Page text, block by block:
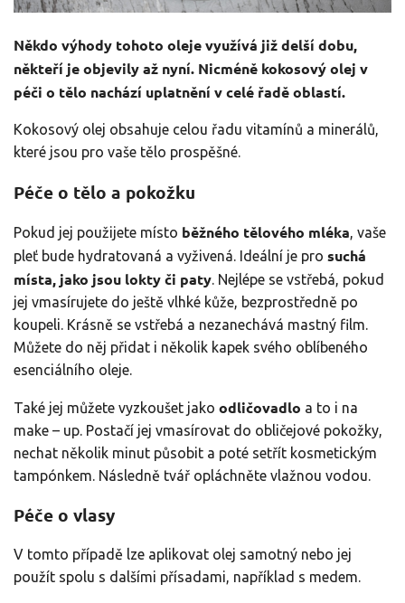
Někdo výhody tohoto oleje využívá již delší dobu,
někteří je objevily až nyní. Nicméně kokosový olej v
péči o tělo nachází uplatnění v celé řadě oblastí.
Kokosový olej obsahuje celou řadu vitamínů a minerálů,
které jsou pro vaše tělo prospěšné.
Péče o tělo a pokožku
Pokud jej použijete místo běžného tělového mléka , vaše
pleť bude hydratovaná a vyživená. Ideální je pro suchá
místa, jako jsou lokty či paty . Nejlépe se vstřebá, pokud
jej vmasírujete do ještě vlhké kůže, bezprostředně po
koupeli. Krásně se vstřebá a nezanechává mastný film.
Můžete do něj přidat i několik kapek svého oblíbeného
esenciálního oleje.
Také jej můžete vyzkoušet jako odličovadlo a to i na
make – up. Postačí jej vmasírovat do obličejové pokožky,
nechat několik minut působit a poté setřít kosmetickým
tampónkem. Následně tvář opláchněte vlažnou vodou.
Péče o vlasy
V tomto případě lze aplikovat olej samotný nebo jej
použít spolu s dalšími přísadami, například s medem.